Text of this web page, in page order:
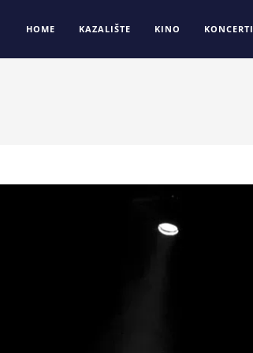
HOME KAZALIŠTE KINO KONCERTI